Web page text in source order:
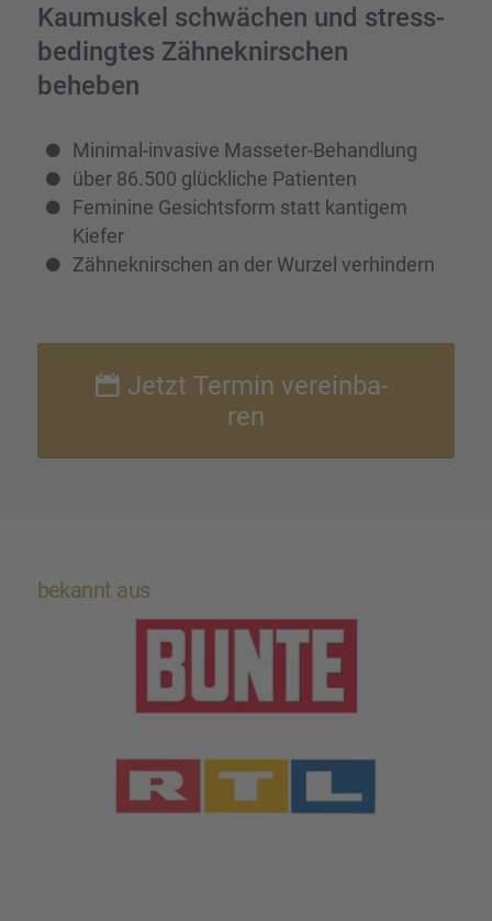
Kaumus­kel schwä­chen und stress­
be­ding­tes Zähne­knir­schen
beheben
Minimal-invasive Masse­ter-Behand­lung
über 86.500 glück­li­che Patien­ten
Feminine Gesichts­form statt kanti­gem
Kiefer
Zähne­knir­schen an der Wurzel verhin­dern
Jetzt Termin verein­ba­
ren
bekannt aus